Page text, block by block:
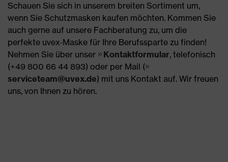
Schauen Sie sich in unserem breiten Sortiment um,
wenn Sie Schutzmasken kaufen möchten. Kommen Sie
auch gerne auf unsere Fachberatung zu, um die
perfekte uvex-Maske für Ihre Berufssparte zu finden!
Nehmen Sie über unser
Kontaktformular, telefonisch
(+49 800 66 44 893) oder per Mail (
serviceteam@uvex.de) mit uns Kontakt auf. Wir freuen
uns, von Ihnen zu hören.